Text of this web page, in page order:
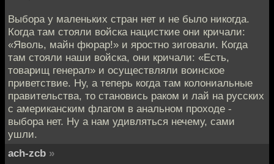
Выбора у маленьких стран нет и не было никогда.
Когда там стояли войска нацисткие они кричали:
«Яволь, майн фюрар!» и яростно зиговали. Когда
там стояли наши войска, они кричали: «Есть,
товарищ генерал» и осуществляли воинское
приветствие. Ну, а теперь когда там колониальные
правительства, то становись раком и лай на русских
с американским флагом в анальном проходе -
выбора нет. Ну а нам удивляться нечему, сами
ушли.
ach-zcb »